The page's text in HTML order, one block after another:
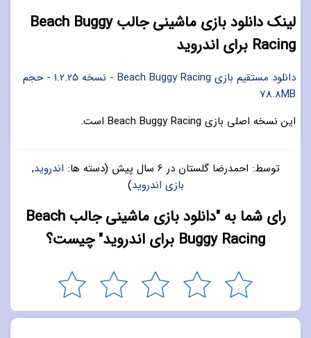
لینک دانلود بازی ماشینی جالب Beach Buggy
Racing برای اندروید
دانلود مستقیم بازی Beach Buggy Racing - نسخه 1.2.25 - حجم
78.8MB
این نسخه اصلی بازی Beach Buggy Racing است.
توسط: احمدرضا گلستان در 6 سال پیش (دسته ها: اندروید,
بازی اندروید)
رای شما به "دانلود بازی ماشینی جالب Beach
Buggy Racing برای اندروید" چیست؟